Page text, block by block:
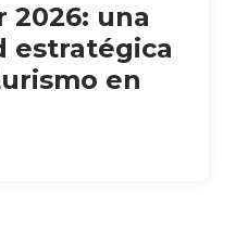
2026: una
estratégica
en